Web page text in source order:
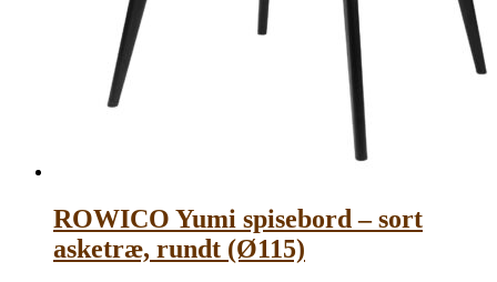
ROWICO Yumi spisebord – sort
asketræ, rundt (Ø115)